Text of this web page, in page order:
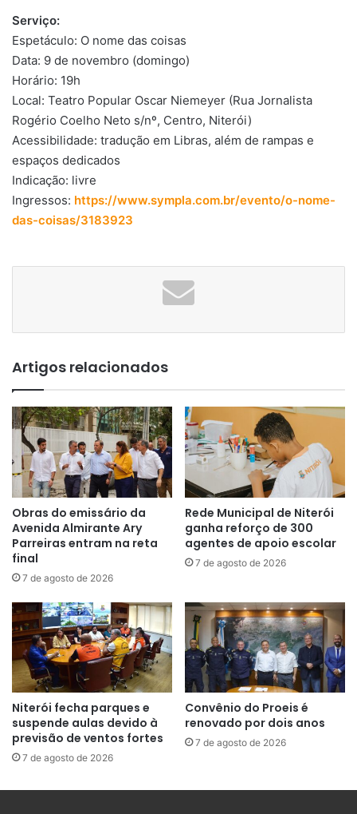
Serviço:
Espetáculo: O nome das coisas
Data: 9 de novembro (domingo)
Horário: 19h
Local: Teatro Popular Oscar Niemeyer (Rua Jornalista
Rogério Coelho Neto s/nº, Centro, Niterói)
Acessibilidade: tradução em Libras, além de rampas e
espaços dedicados
Indicação: livre
Ingressos: https://www.sympla.com.br/evento/o-nome-
das-coisas/3183923
Artigos relacionados
Obras do emissário da
Avenida Almirante Ary
Parreiras entram na reta
final
7 de agosto de 2026
Rede Municipal de Niterói
ganha reforço de 300
agentes de apoio escolar
7 de agosto de 2026
Niterói fecha parques e
suspende aulas devido à
previsão de ventos fortes
7 de agosto de 2026
Convênio do Proeis é
renovado por dois anos
7 de agosto de 2026